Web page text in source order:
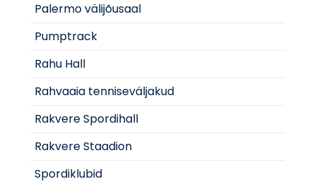
Palermo välijõusaal
Pumptrack
Rahu Hall
Rahvaaia tenniseväljakud
Rakvere Spordihall
Rakvere Staadion
Spordiklubid